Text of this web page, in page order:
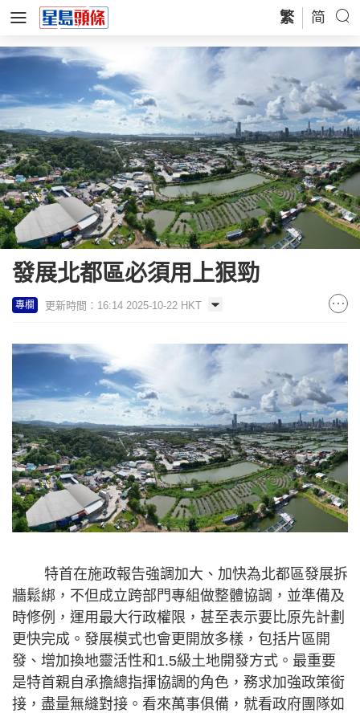
繁 简
發展北都區必須用上狠勁
專欄 更新時間：16:14 2025-10-22 HKT
特首在施政報告強調加大、加快為北都區發展拆
牆鬆綁，不但成立跨部門專組做整體協調，並準備及
時修例，運用最大行政權限，甚至表示要比原先計劃
更快完成。發展模式也會更開放多樣，包括片區開
發、增加換地靈活性和1.5級土地開發方式。最重要
是特首親自承擔總指揮協調的角色，務求加強政策銜
接，盡量無縫對接。看來萬事俱備，就看政府團隊如